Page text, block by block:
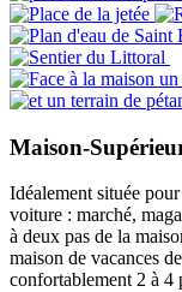
Maison-
Idéalement située
voiture : marché,
à deux pas de la
maison de vacances
confortablement 2 à 4